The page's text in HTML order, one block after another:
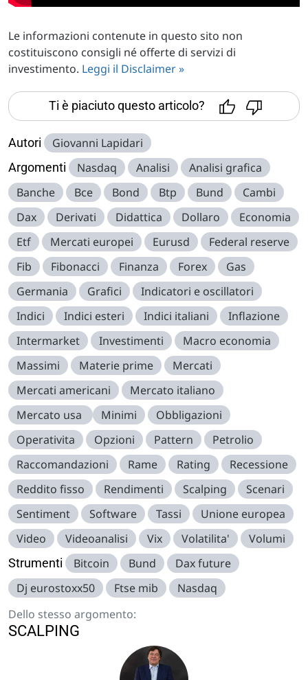
Le informazioni contenute in questo sito non
costituiscono consigli né offerte di servizi di
investimento. Leggi il Disclaimer »
Ti è piaciuto questo articolo?
Autori Giovanni Lapidari
Argomenti Nasdaq Analisi
Analisi grafica
Banche
Bce Bond Btp Bund
Cambi
Dax
Derivati Didattica Dollaro
Economia
Etf
Mercati europei Eurusd
Federal reserve
Fib
Fibonacci Finanza Forex
Gas
Germania
Grafici
Indicatori e oscillatori
Indici
Indici esteri Indici italiani
Inflazione
Intermarket
Investimenti
Macro economia
Massimi
Materie prime
Mercati
Mercati americani
Mercato italiano
Mercato usa
Minimi
Obbligazioni
Operativita
Opzioni Pattern
Petrolio
Raccomandazioni
Rame Rating
Recessione
Reddito fisso
Rendimenti Scalping
Scenari
Sentiment
Software Tassi
Unione europea
Video
Videoanalisi Vix Volatilita' Volumi
Strumenti Bitcoin Bund
Dax future
Dj eurostoxx50
Ftse mib
Nasdaq
Dello stesso argomento:
SCALPING